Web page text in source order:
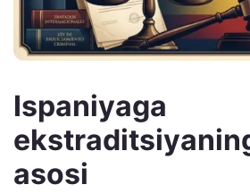
Ispaniyaga
asosi